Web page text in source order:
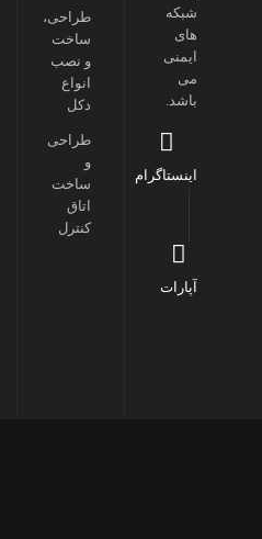
طراحی،
ساخت
و نصب
انواع
دکل
طراحی
و
ساخت
اتاق
کنترل
شبکه
های
ایمنی
می
باشد.
اینستاگرام
آپارات